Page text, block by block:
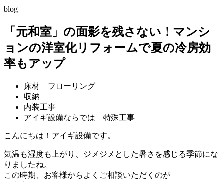
blog
「元和室」の面影を残さない！マンシ
ョンの洋室化リフォームで夏の冷房効
率もアップ
床材 フローリング
収納
内装工事
アイギ設備ならでは 特殊工事
こんにちは！アイギ設備です。
気温も湿度も上がり、ジメジメとした暑さを感じる季節にな
りましたね。
この時期、お客様からよくご相談いただくのが